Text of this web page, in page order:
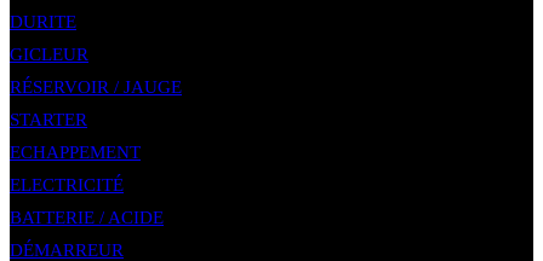
DURITE
GICLEUR
RÉSERVOIR / JAUGE
STARTER
ECHAPPEMENT
ELECTRICITÉ
BATTERIE / ACIDE
DÉMARREUR